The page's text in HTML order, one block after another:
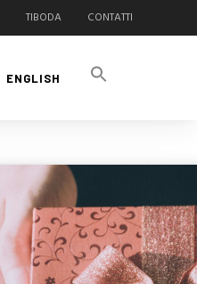
TIBODA CONTATTI
ENGLISH